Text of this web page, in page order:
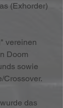
(Exhorder)
vereinen
Doom
sowie
Crossover.
das